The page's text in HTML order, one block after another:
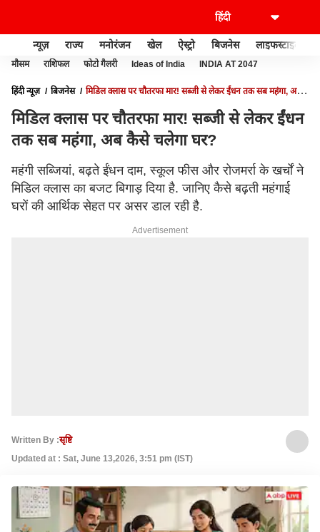
न्यूज़ राज्य मनोरंजन खेल ऐस्ट्रो बिजनेस लाइफस्टाइल
मौसम राशिफल फोटो गैलरी Ideas of India INDIA AT 2047
हिंदी न्यूज़ बिजनेस
मिडिल क्लास पर चौतरफा मार! सब्जी से लेकर ईंधन तक सब महंगा, अब
मिडिल क्लास पर चौतरफा मार! सब्जी से लेकर ईंधन
तक सब महंगा, अब कैसे चलेगा घर?
महंगी सब्जियां, बढ़ते ईंधन दाम, स्कूल फीस और रोजमर्रा के खर्चों ने
मिडिल क्लास का बजट बिगाड़ दिया है. जानिए कैसे बढ़ती महंगाई
घरों की आर्थिक सेहत पर असर डाल रही है.
Advertisement
Written By :सृष्टि
Updated at : Sat, June 13,2026, 3:51 pm (IST)